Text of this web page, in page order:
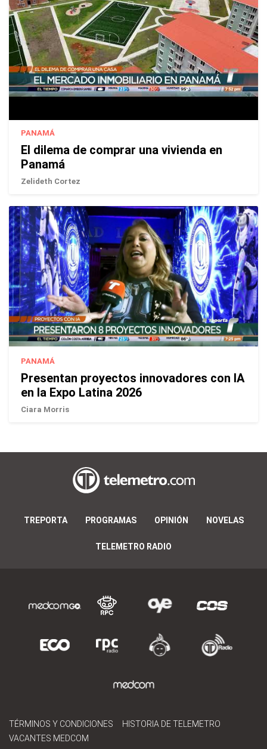
PANAMÁ
El dilema de comprar una vivienda en
Panamá
Zelideth Cortez
PANAMÁ
Presentan proyectos innovadores con IA
en la Expo Latina 2026
Ciara Morris
TREPORTA PROGRAMAS OPINIÓN NOVELAS
TELEMETRO RADIO
TÉRMINOS Y CONDICIONES
HISTORIA DE TELEMETRO
VACANTES MEDCOM